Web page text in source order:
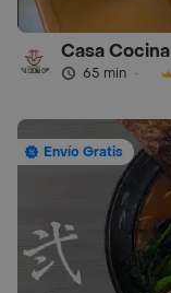
Casa
65 min ·
Envío Gratis